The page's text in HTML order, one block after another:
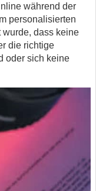
während der
personalisierten
wurde, dass keine
die richtige
oder sich keine